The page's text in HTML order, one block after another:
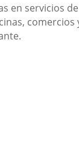
en servicios
comercios